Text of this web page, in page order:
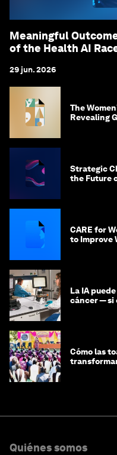
Meaningful
of the Health AI
29 jun. 2026
The
Revealing
Strategic
the Future
CARE for
to Improve
La IA
cáncer — si
Cómo las
Quiénes somos